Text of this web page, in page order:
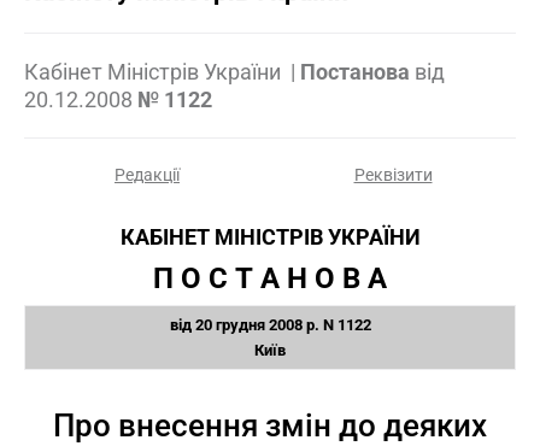
Кабінет Міністрів України | Постанова від
20.12.2008 № 1122
Редакції Реквізити
КАБІНЕТ МІНІСТРІВ УКРАЇНИ
П О С Т А Н О В А
від 20 грудня 2008 р. N 1122
Київ
Про внесення змін до деяких